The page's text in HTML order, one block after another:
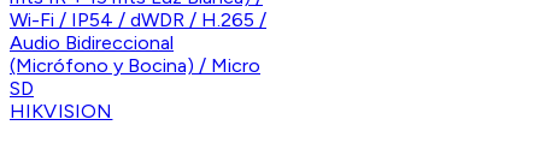
HIKVISION